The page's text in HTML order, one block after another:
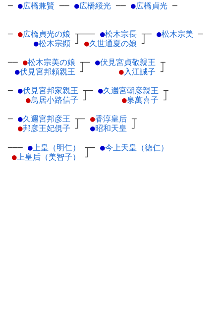
─ ●広橋兼賢 ── ●広橋綏光 ── ●広橋貞光 ─
─ ●広橋貞光の娘 ┬
●松木宗顕 ┘
─── ●松木宗長 ┬
●久世通夏の娘 ┘
─ ●松木宗美 ─
── ●松木宗美の娘 ┬
●伏見宮邦頼親王 ┘
─ ●伏見宮貞敬親王 ┬
●入江誠子 ┘
─ ●伏見宮邦家親王 ┬
●鳥居小路信子 ┘
─ ●久邇宮朝彦親王 ┬
●泉萬喜子 ┘
─ ●久邇宮邦彦王 ┬
●邦彦王妃俔子 ┘
─ ●香淳皇后 ┬
●昭和天皇 ┘
─── ● 上皇（明仁）
┬
● 上皇后（美智子） ┘
─ ●今上天皇（徳仁）